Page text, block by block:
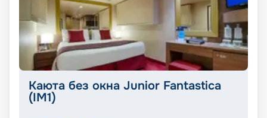
Каюта без окна Junior Fantastica
(IM1)